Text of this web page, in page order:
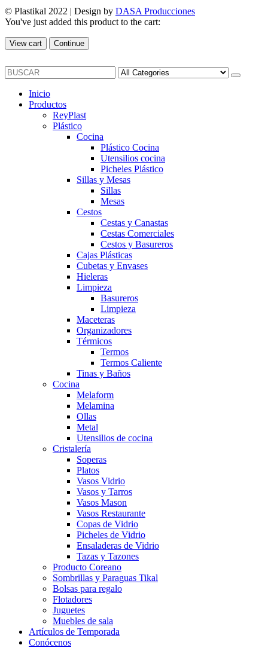
© Plastikal 2022 | Design by DASA Producciones
You've just added this product to the cart:
View cart Continue
Inicio
Productos
ReyPlast
Plástico
Cocina
Plástico Cocina
Utensilios cocina
Picheles Plástico
Sillas y Mesas
Sillas
Mesas
Cestos
Cestas y Canastas
Cestas Comerciales
Cestos y Basureros
Cajas Plásticas
Cubetas y Envases
Hieleras
Limpieza
Basureros
Limpieza
Maceteras
Organizadores
Térmicos
Termos
Termos Caliente
Tinas y Baños
Cocina
Melaform
Melamina
Ollas
Metal
Utensilios de cocina
Cristalería
Soperas
Platos
Vasos Vidrio
Vasos y Tarros
Vasos Mason
Vasos Restaurante
Copas de Vidrio
Picheles de Vidrio
Ensaladeras de Vidrio
Tazas y Tazones
Producto Coreano
Sombrillas y Paraguas Tikal
Bolsas para regalo
Flotadores
Juguetes
Muebles de sala
Artículos de Temporada
Conócenos